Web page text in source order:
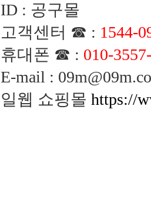
ID : 공구몰
고객센터 ☎ : 1544-
휴대폰 ☎ : 010-
E-mail :
일웹 쇼핑몰 https://